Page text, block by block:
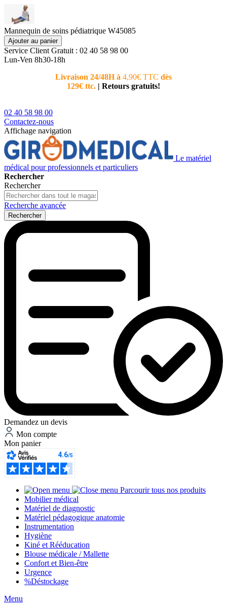
Mannequin de soins pédiatrique W45085
Ajouter au panier
Service Client Gratuit : 02 40 58 98 00
Lun-Ven 8h30-18h
Livraison 24/48H à 4,90€ TTC dès
129€ ttc. | Retours gratuits!
02 40 58 98 00
Contactez-nous
Affichage navigation
Le matériel
médical pour professionnels et particuliers
Rechercher
Rechercher
Recherche avancée
Rechercher
Demandez un devis
Mon compte
Mon panier
Parcourir tous nos produits
Mobilier médical
Matériel de diagnostic
Matériel pédagogique anatomie
Instrumentation
Hygiène
Kiné et Rééducation
Blouse médicale / Mallette
Confort et Bien-être
Urgence
%Déstockage
Menu